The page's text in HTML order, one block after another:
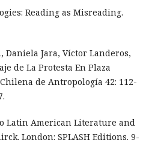
Reading as Misreading.
Daniela Jara, Víctor Landeros,
de La Protesta En Plaza
de Antropología 42: 112-
Latin American Literature and
London: SPLASH Editions. 9-